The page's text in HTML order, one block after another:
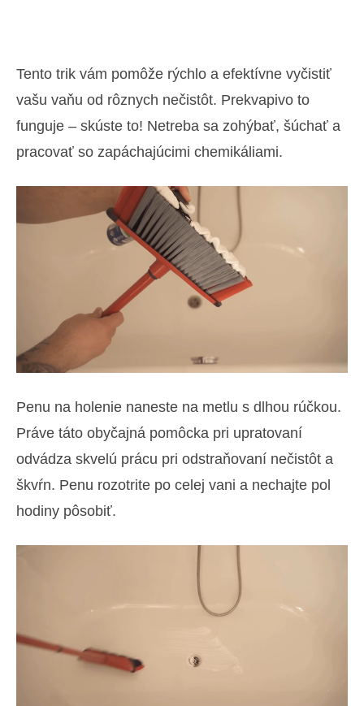
Tento trik vám pomôže rýchlo a efektívne vyčistiť
vašu vaňu od rôznych nečistôt. Prekvapivo to
funguje – skúste to! Netreba sa zohýbať, šúchať a
pracovať so zapáchajúcimi chemikáliami.
Penu na holenie naneste na metlu s dlhou rúčkou.
Práve táto obyčajná pomôcka pri upratovaní
odvádza skvelú prácu pri odstraňovaní nečistôt a
škvŕn. Penu rozotrite po celej vani a nechajte pol
hodiny pôsobiť.